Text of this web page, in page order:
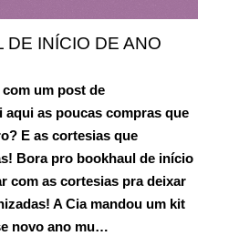
DE INÍCIO DE ANO
um post de
aqui as poucas compras que
E as cortesias que
Bora pro bookhaul de início
com as cortesias pra deixar
A Cia mandou um kit
novo ano mu…